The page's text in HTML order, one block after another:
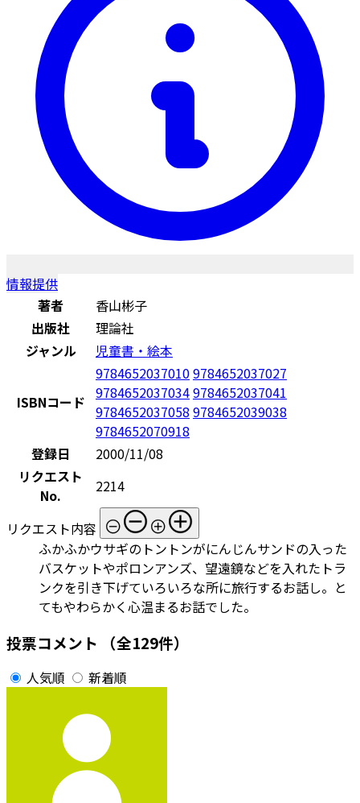
情報提供
著者
香山彬子
出版社
理論社
ジャンル
児童書・絵本
ISBNコード
97846520370109784652037027
97846520370349784652037041
9784652037058 9784652039038
9784652070918
登録日
2000/11/08
リクエスト
No.
2214
リクエスト内容
ふかふかウサギのトントンがにんじんサンドの入った
バスケットやポロンアンズ、望遠鏡などを入れたトラ
ンクを引き下げていろいろな所に旅行するお話し。と
てもやわらかく心温まるお話でした。
投票コメント （全129件）
人気順 新着順